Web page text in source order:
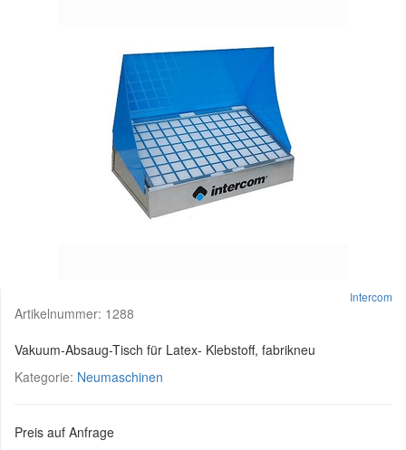
Intercom
Artikelnummer: 1288
Vakuum-Absaug-Tisch für Latex- Klebstoff, fabrikneu
Kategorie: Neumaschinen
Preis auf Anfrage